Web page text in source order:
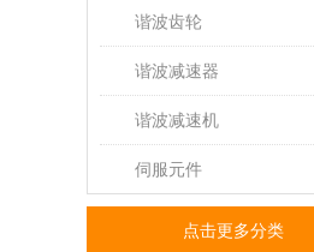
谐波齿轮
谐波减速器
谐波减速机
伺服元件
点击更多分类